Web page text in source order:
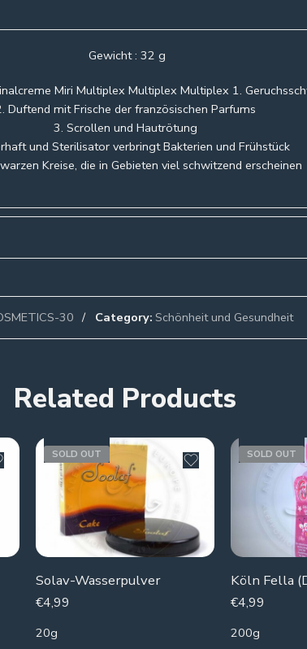
Gewicht : 32 g
Miri Multiplex Multiplex Multiplex 1.
Duftend mit Frische der französischen Parfums
3. Scrollen und Hautrötung
und Sterilisator verbringt Bakterien und Frühstück
Kreise, die in Gebieten viel schwitzend erscheinen
30 Category: Schönheit und Gesundheit
Related Products
SOLD OUT
Solav-Wasserpulver
€4,99
20g
SOLD OUT
Köln Fella
€4,99
200g